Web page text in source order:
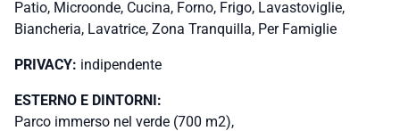
Patio, Microonde, Cucina, Forno, Frigo, Lavastoviglie,
Biancheria, Lavatrice, Zona Tranquilla, Per Famiglie
PRIVACY: indipendente
ESTERNO E DINTORNI:
Parco immerso nel verde (700 m2),